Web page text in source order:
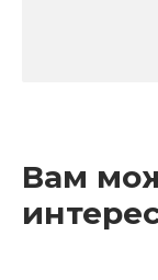
Вам